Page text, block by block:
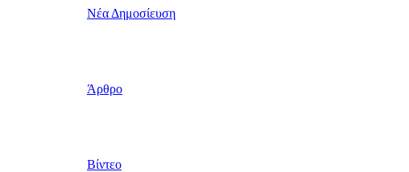
Νέα Δημοσίευση
Άρθρο
Βίντεο